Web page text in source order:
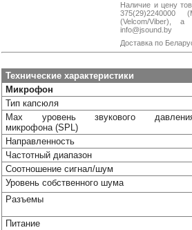
Наличие и цену
375(29)2240000
(Velcom/Viber),
info@jsound.by
Доставка по
Технические характеристики
Микрофон
Тип капсюля
Max уровень звукового
микрофона (SPL)
Направленность
Частотный диапазон
Соотношение сигнал/шум
Уровень собственного шума
Разъемы
Питание